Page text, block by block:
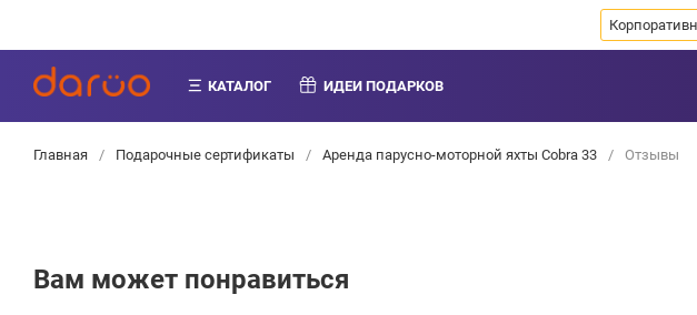
КАТАЛОГ ИДЕИ ПОДАРКОВ
Главная / Подарочные сертификаты / Аренда парусно-моторной яхты Cobra 33 / Отзывы
Вам может понравиться